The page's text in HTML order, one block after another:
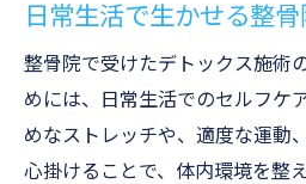
日常生活で生かせる整
整骨院で受けたデトックス施術
めには、日常生活でのセルフケ
めなストレッチや、適度な運動
心掛けることで、体内環境を整